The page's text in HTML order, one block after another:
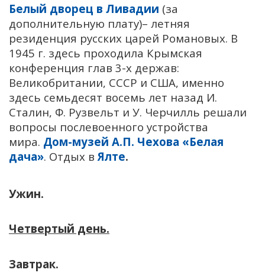
Белый дворец в Ливадии (за
дополнительную плату)– летняя
резиденция русских царей Романовых. В
1945 г. здесь проходила Крымская
конференция глав 3-х держав:
Великобритании, СССР и США, именно
здесь семьдесят восемь лет назад И.
Сталин, Ф. Рузвельт и У. Черчилль решали
вопросы послевоенного устройства
мира. Дом-музей А.П. Чехова «Белая
дача». Отдых в Ялте.
Ужин.
Четвертый день.
Завтрак.